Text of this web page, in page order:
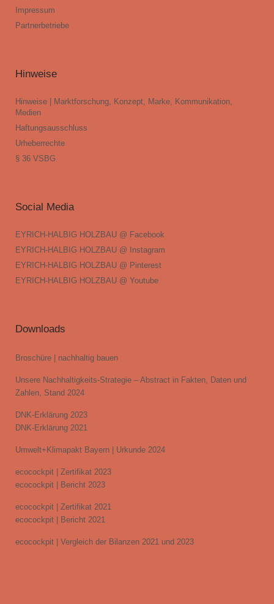
Impressum
Partnerbetriebe
Hinweise
Hinweise | Marktforschung, Konzept, Marke, Kommunikation,
Medien
Haftungsausschluss
Urheberrechte
§ 36 VSBG
Social Media
EYRICH-HALBIG HOLZBAU @ Facebook
EYRICH-HALBIG HOLZBAU @ Instagram
EYRICH-HALBIG HOLZBAU @ Pinterest
EYRICH-HALBIG HOLZBAU @ Youtube
Downloads
Broschüre | nachhaltig bauen
Unsere Nachhaltigkeits-Strategie – Abstract in Fakten, Daten und
Zahlen, Stand 2024
DNK-Erklärung 2023
DNK-Erklärung 2021
Umwelt+Klimapakt Bayern | Urkunde 2024
ecocockpit | Zertifikat 2023
ecocockpit | Bericht 2023
ecocockpit | Zertifikat 2021
ecocockpit | Bericht 2021
ecocockpit | Vergleich der Bilanzen 2021 und 2023